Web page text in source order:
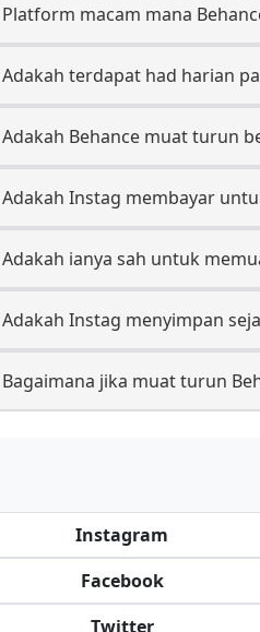
Platform macam mana
Adakah terdapat had harian
Adakah Behance muat turun
Adakah Instag membayar
Adakah ianya sah untuk
Adakah Instag menyimpan
Bagaimana jika muat turun
Instagram
Facebook
Twitter